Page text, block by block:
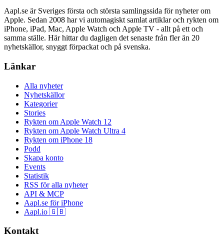
Aapl.se är Sveriges första och största samlingssida för nyheter om
Apple. Sedan 2008 har vi automagiskt samlat artiklar och rykten om
iPhone, iPad, Mac, Apple Watch och Apple TV - allt på ett och
samma ställe. Här hittar du dagligen det senaste från fler än 20
nyhetskällor, snyggt förpackat och på svenska.
Länkar
Alla nyheter
Nyhetskällor
Kategorier
Stories
Rykten om Apple Watch 12
Rykten om Apple Watch Ultra 4
Rykten om iPhone 18
Podd
Skapa konto
Events
Statistik
RSS för alla nyheter
API & MCP
Aapl.se för iPhone
Aapl.io 🇬🇧
Kontakt